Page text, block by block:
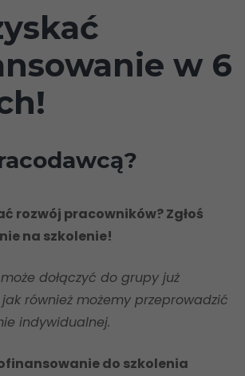
w 6
rozwój pracowników? Zgłoś
na szkolenie!
dołączyć do grupy już
również możemy przeprowadzić
indywidualnej.
do szkolenia